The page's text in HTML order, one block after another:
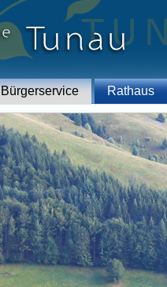
Bürgerservice Rathaus